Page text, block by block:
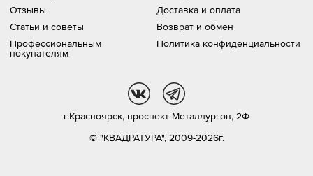
Отзывы
Статьи и советы
Профессиональным
покупателям
Доставка и оплата
Возврат и обмен
Политика конфиденциальности
© "КВАДРАТУРА", 2009-2026г.
г.Красноярск, проспект Металлургов, 2Ф
tg